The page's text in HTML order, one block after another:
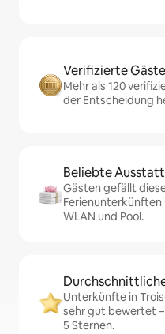
Verifizierte
Mehr als 120
der Entscheidung
Beliebte
Gästen gefällt
Ferienunterkünften
WLAN und Pool.
Unterkünfte in
sehr gut bewertet
5 Sternen.